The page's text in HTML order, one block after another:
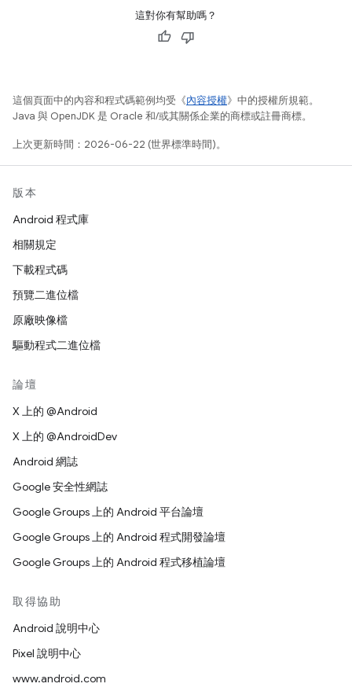
這對你有幫助嗎？
這個頁面中的內容和程式碼範例均受《內容授權》中的授權所規範。
Java 與 OpenJDK 是 Oracle 和/或其關係企業的商標或註冊商標。
上次更新時間：2026-06-22 (世界標準時間)。
版本
Android 程式庫
相關規定
下載程式碼
預覽二進位檔
原廠映像檔
驅動程式二進位檔
論壇
X 上的 @Android
X 上的 @AndroidDev
Android 網誌
Google 安全性網誌
Google Groups 上的 Android 平台論壇
Google Groups 上的 Android 程式開發論壇
Google Groups 上的 Android 程式移植論壇
取得協助
Android 說明中心
Pixel 說明中心
www.android.com